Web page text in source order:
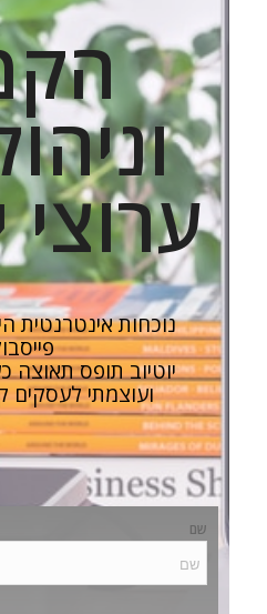
ערוצי
נוכחות אינטרנטית
יוטיוב תופס תאוצה
ועוצמתי לעסקים
שם